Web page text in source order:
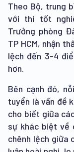
Theo Bộ, trung
với thi tốt
Trưởng phòng
TP HCM, nhận
lệch đến 3-4
hơn.
Bên cạnh đó,
tuyển là vấn đề
cho biết giữa
sự khác biệt về
chênh lệch giữa